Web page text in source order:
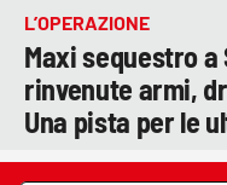
L’OPERAZIONE
Maxi sequestro a
rinvenute armi,
Una pista per le